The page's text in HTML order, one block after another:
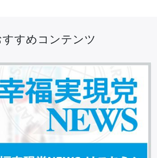
すすめコンテンツ